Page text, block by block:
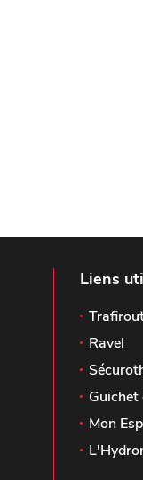
Liens
Ravel
Guichet
Mon